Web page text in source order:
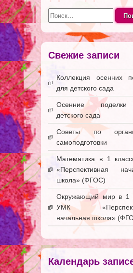
Найти:
Свежие записи
Коллекция осенних
для детского сада
Осенние
детского сада
Советы по
самоподготовки
Математика в 1
«Перспективная
школа» (ФГОС)
Окружающий мир в 1
УМК
начальная школа»
Календарь